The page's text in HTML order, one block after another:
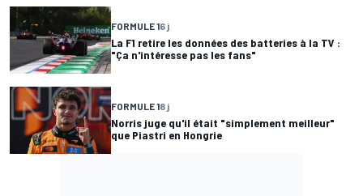
FORMULE 16 j
La F1 retire les données des batteries à la TV :
"Ça n'intéresse pas les fans"
FORMULE 18 j
Norris juge qu'il était "simplement meilleur"
que Piastri en Hongrie